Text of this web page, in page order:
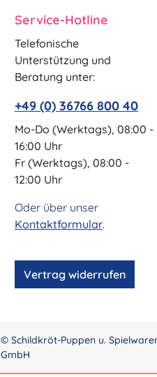
Service-Hotline
Telefonische
Unterstützung und
Beratung unter:
+49 (0) 36766 800 40
Mo-Do (Werktags), 08:00 -
16:00 Uhr
Fr (Werktags), 08:00 -
12:00 Uhr
Oder über unser
Kontaktformular.
Vertrag widerrufen
© Schildkröt-Puppen u.
GmbH